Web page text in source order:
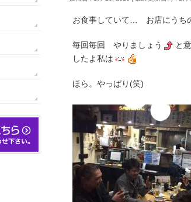
お食事していて… お店にうち
毎回毎回 やりましょう と
したよ私は
ほら。やっぱり(笑)